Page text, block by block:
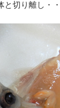
と切り離し・